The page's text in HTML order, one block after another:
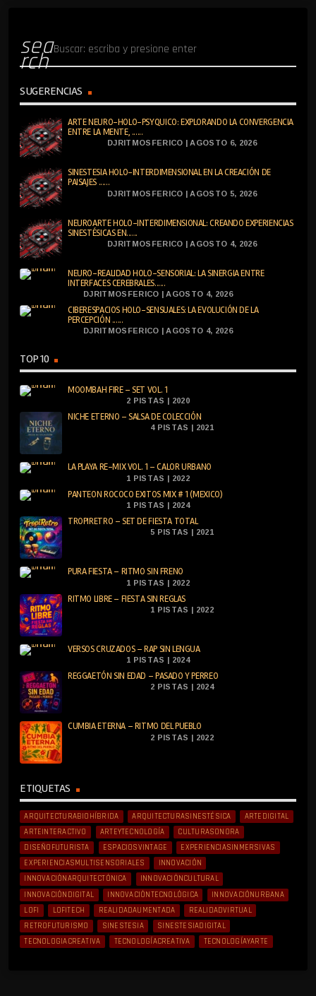
sea
rch
SUGERENCIAS
ARTE NEURO-HOLO-PSYQUICO: EXPLORANDO LA CONVERGENCIA
ENTRE LA MENTE, ......
DJRITMOSFERICO | AGOSTO 6, 2026
SINESTESIA HOLO-INTERDIMENSIONAL EN LA CREACIÓN DE
PAISAJES ......
DJRITMOSFERICO | AGOSTO 5, 2026
NEUROARTE HOLO-INTERDIMENSIONAL: CREANDO EXPERIENCIAS
SINESTÉSICAS EN......
DJRITMOSFERICO | AGOSTO 4, 2026
NEURO-REALIDAD HOLO-SENSORIAL: LA SINERGIA ENTRE
INTERFACES CEREBRALES......
DJRITMOSFERICO | AGOSTO 4, 2026
CIBERESPACIOS HOLO-SENSUALES: LA EVOLUCIÓN DE LA
PERCEPCIÓN ......
DJRITMOSFERICO | AGOSTO 4, 2026
TOP 10
MOOMBAH FIRE – SET VOL. 1
2 PISTAS | 2020
NICHE ETERNO – SALSA DE COLECCIÓN
4 PISTAS | 2021
LA PLAYA RE-MIX VOL. 1 – CALOR URBANO
1 PISTAS | 2022
PANTEON ROCOCO EXITOS MIX # 1 (MEXICO)
1 PISTAS | 2024
TROPIRETRO – SET DE FIESTA TOTAL
5 PISTAS | 2021
PURA FIESTA – RITMO SIN FRENO
1 PISTAS | 2022
RITMO LIBRE – FIESTA SIN REGLAS
1 PISTAS | 2022
VERSOS CRUZADOS – RAP SIN LENGUA
1 PISTAS | 2024
REGGAETÓN SIN EDAD – PASADO Y PERREO
2 PISTAS | 2024
CUMBIA ETERNA – RITMO DEL PUEBLO
2 PISTAS | 2022
ETIQUETAS
ARQUITECTURABIOHÍBRIDA ARQUITECTURASINESTÉSICA
ARTEDIGITAL
ARTEINTERACTIVO
ARTEYTECNOLOGÍA
CULTURASONORA
DISEÑOFUTURISTA
ESPACIOSVINTAGE
EXPERIENCIASINMERSIVAS
EXPERIENCIASMULTISENSORIALES
INNOVACIÓN
INNOVACIÓNARQUITECTÓNICA
INNOVACIÓNCULTURAL
INNOVACIÓNDIGITAL
INNOVACIÓNTECNOLÓGICA
INNOVACIÓNURBANA
LOFI
LOFITECH REALIDADAUMENTADA
REALIDADVIRTUAL
RETROFUTURISMO
SINESTESIA
SINESTESIADIGITAL
TECNOLOGIACREATIVA
TECNOLOGÍACREATIVA TECNOLOGÍAYARTE